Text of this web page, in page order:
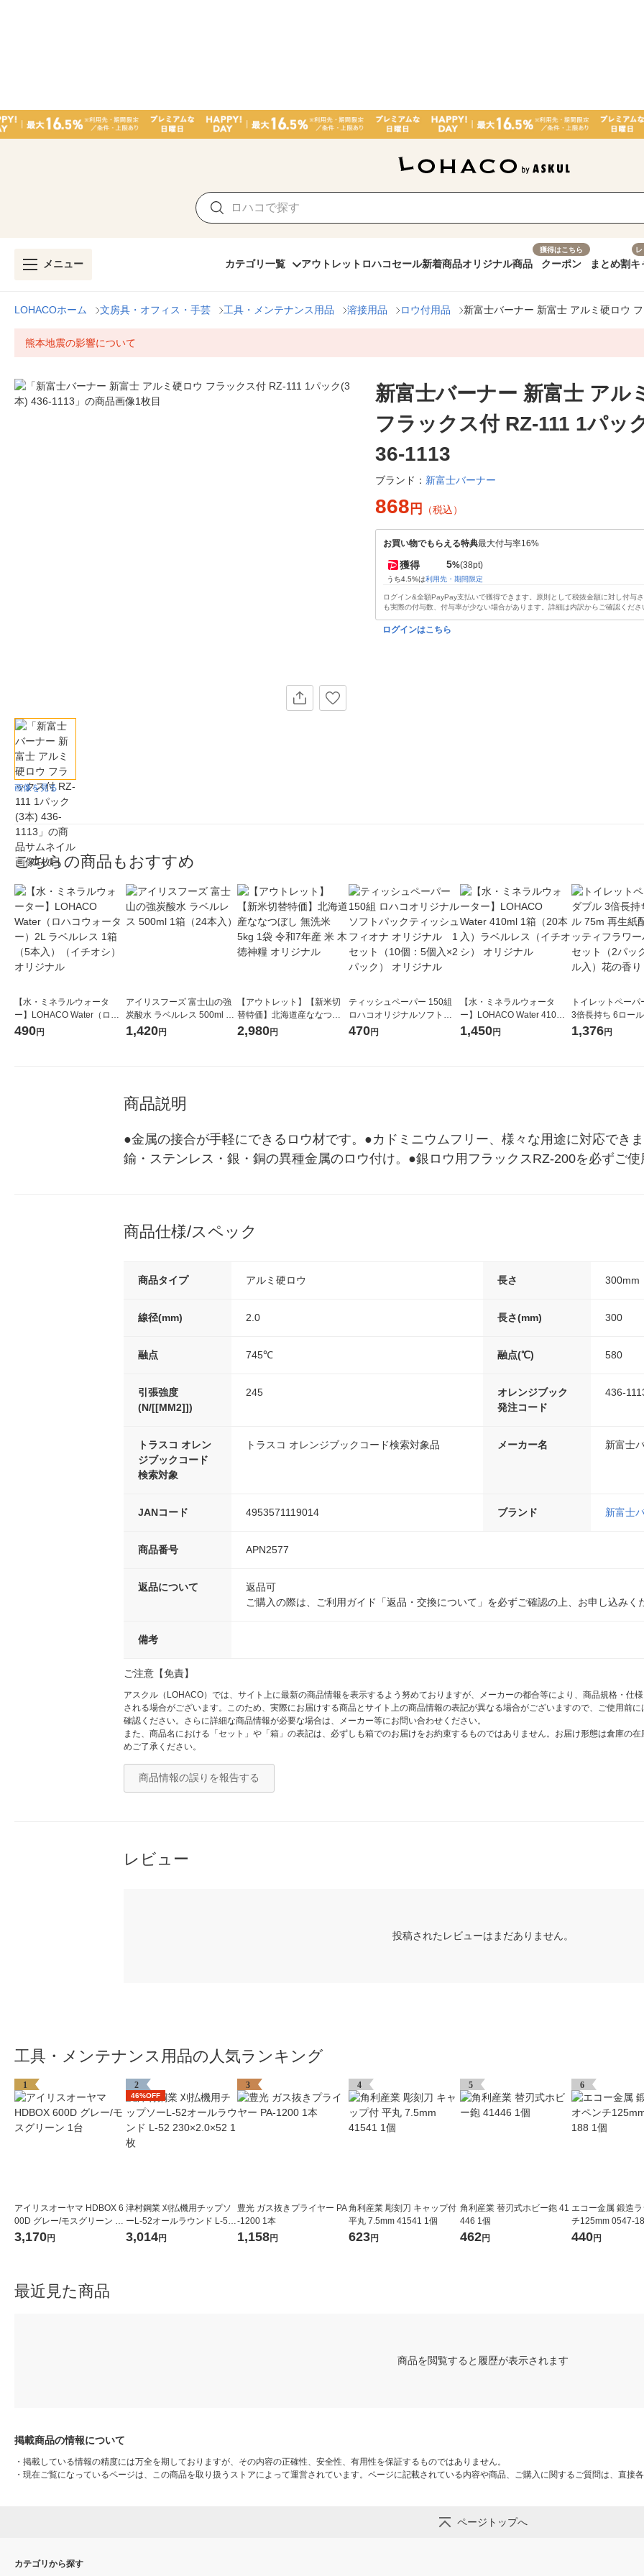
メニュー カテゴリ一覧 アウトレット ロハコセール新着商品オリジナル商品
獲得はこちら
クーポン まとめ割キ
LOHACOホーム 文房具・オフィス・手芸 工具・メンテナンス用品 溶接用品 ロウ付用品 新富士バーナー 新富士 アルミ硬ロウ
熊本地震の影響について
画像を見る
新富士バーナー 新富士 アル
フラックス付 RZ-111 1パッ
36-1113
ブランド： 新富士バーナー
868 円 （税込）
お買い物でもらえる特典最大付与率16%
獲得 5%(38pt)
うち4.5%は利用先・期間限定
ログイン&全額PayPay支払いで獲得できます。原則として税抜金額に対し付与
も実際の付与数、付与率が少ない場合があります。詳細は内訳からご確認くださ
ログインはこちら
こちらの商品もおすすめ
【水・ミネラルウォータ
ー】LOHACO Water（ロハ
コウォーター）2L ラベルレ
490円
アイリスフーズ 富士山の強
炭酸水 ラベルレス 500ml 1
箱（24本入）
1,420円
【アウトレット】【新米切
替特価】北海道産ななつぼ
し 無洗米 5kg 1袋 令和7年産
2,980円
ティッシュペーパー 150組
ロハコオリジナルソフトパ
ックティッシュ フィオナ オ
470円
【水・ミネラルウォータ
ー】LOHACO Water 410ml
1箱（20本入）ラベルレス
1,450円
トイレットペーパ
3倍長持ち 6ロール 75m 再生
紙配合 スコッティ
1,376円
商品説明
●金属の接合が手軽にできるロウ材です。●カドミニウムフリー、様々な用途に対応でき
鍮・ステンレス・銀・銅の異種金属のロウ付け。●銀ロウ用フラックスRZ-200を必ずご
商品仕様/スペック
商品タイプ アルミ硬ロウ 長さ 300mm
線径(mm) 2.0 長さ(mm) 300
融点 745℃ 融点(℃) 580
引張強度
(N/[[MM2]])
245
オレンジブック
発注コード
436-
トラスコ オレン
ジブックコード
検索対象
トラスコ オレンジブックコード検索対象品 メーカー名 新富士
JANコード 4953571119014 ブランド 新富士
商品番号 APN2577
返品について
返品可
ご購入の際は、ご利用ガイド「返品・交換について」を必ずご確認の上、お申し込みく
備考
ご注意【免責】
アスクル（LOHACO）では、サイト上に最新の商品情報を表示するよう努めておりますが、メーカーの都合等により、商品規格・仕
される場合がございます。このため、実際にお届けする商品とサイト上の商品情報の表記が異なる場合がございますので、ご使用前
確認ください。さらに詳細な商品情報が必要な場合は、メーカー等にお問い合わせください。
また、商品名における「セット」や「箱」の表記は、必ずしも箱でのお届けをお約束するものではありません。お届け形態は倉庫の
めご了承ください。
商品情報の誤りを報告する
レビュー
投稿されたレビューはまだありません。
工具・メンテナンス用品の人気ランキング
1
アイリスオーヤマ HDBOX 6
00D グレー/モスグリーン 1
台
3,170円
2
46%OFF
津村鋼業 刈払機用チップソ
ーL-52オールラウンド L-52
230×2.0×52 1枚
3,014円
3
豊光 ガス抜きプライヤー PA
-1200 1本
1,158円
4
角利産業 彫刻刀 キャップ付
平丸 7.5mm 41541 1個
623円
5
角利産業 替刃式ホビー鉋 41
446 1個
462円
6
エコー金属 鍛造
チ125mm 0547-
440円
最近見た商品
商品を閲覧すると履歴が表示されます
掲載商品の情報について
・ 掲載している情報の精度には万全を期しておりますが、その内容の正確性、安全性、有用性を保証するものではありません。
・ 現在ご覧になっているページは、この商品を取り扱うストアによって運営されています。ページに記載されている内容や商品、ご購入に関するご質問は、直接
ページトップへ
カテゴリから探す